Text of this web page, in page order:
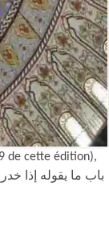
de cette édition),